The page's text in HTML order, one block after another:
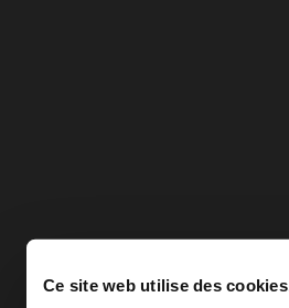
Ce site web utilise des cookies.